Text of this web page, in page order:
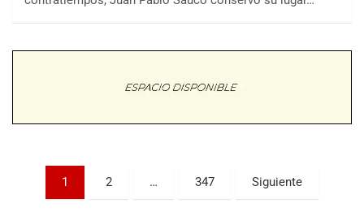
Paginación
1 2 … 347 Siguiente
IAME SERIES ARGENTINA 6
Parque de la Velocidad (Asfalto)
Villaguay (Entre Ríos)